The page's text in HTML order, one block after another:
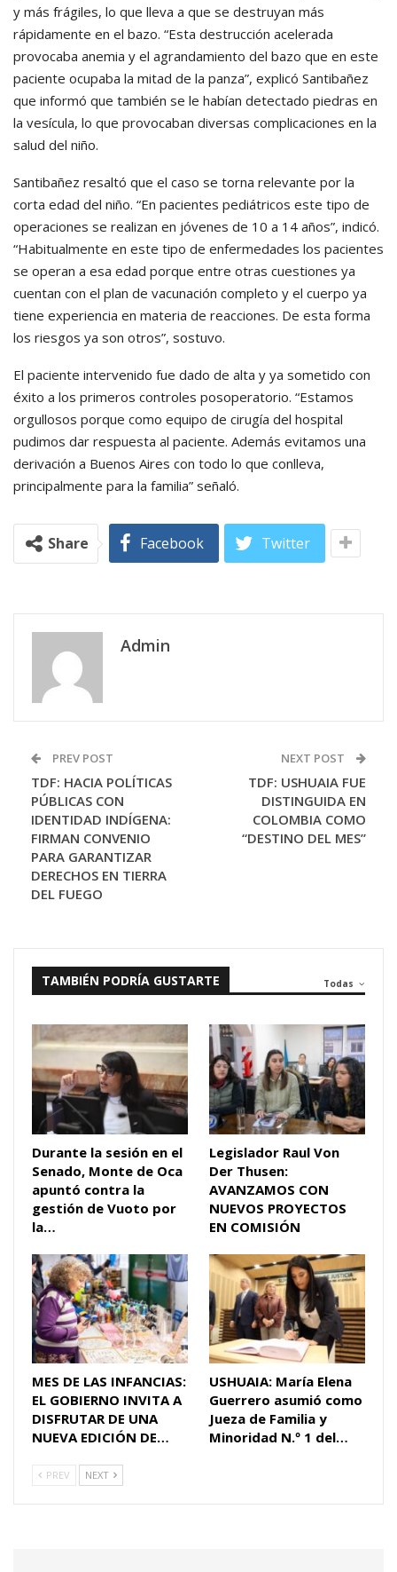
y más frágiles, lo que lleva a que se destruyan más
rápidamente en el bazo. “Esta destrucción acelerada
provocaba anemia y el agrandamiento del bazo que en este
paciente ocupaba la mitad de la panza”, explicó Santibañez
que informó que también se le habían detectado piedras en
la vesícula, lo que provocaban diversas complicaciones en la
salud del niño.
Santibañez resaltó que el caso se torna relevante por la
corta edad del niño. “En pacientes pediátricos este tipo de
operaciones se realizan en jóvenes de 10 a 14 años”, indicó.
“Habitualmente en este tipo de enfermedades los pacientes
se operan a esa edad porque entre otras cuestiones ya
cuentan con el plan de vacunación completo y el cuerpo ya
tiene experiencia en materia de reacciones. De esta forma
los riesgos ya son otros”, sostuvo.
El paciente intervenido fue dado de alta y ya sometido con
éxito a los primeros controles posoperatorio. “Estamos
orgullosos porque como equipo de cirugía del hospital
pudimos dar respuesta al paciente. Además evitamos una
derivación a Buenos Aires con todo lo que conlleva,
principalmente para la familia” señaló.
Share Facebook Twitter
Admin
PREV POST
TDF: HACIA POLÍTICAS
PÚBLICAS CON
IDENTIDAD INDÍGENA:
FIRMAN CONVENIO
PARA GARANTIZAR
DERECHOS EN TIERRA
DEL FUEGO
NEXT POST
TDF: USHUAIA FUE
DISTINGUIDA EN
COLOMBIA COMO
“DESTINO DEL MES”
Todas
TAMBIÉN PODRÍA GUSTARTE
Durante la sesión en el
Senado, Monte de Oca
apuntó contra la
gestión de Vuoto por
la…
Legislador Raul Von
Der Thusen:
AVANZAMOS CON
NUEVOS PROYECTOS
EN COMISIÓN
MES DE LAS INFANCIAS:
EL GOBIERNO INVITA A
DISFRUTAR DE UNA
NUEVA EDICIÓN DE…
USHUAIA: María Elena
Guerrero asumió como
Jueza de Familia y
Minoridad N.º 1 del…
PREV NEXT